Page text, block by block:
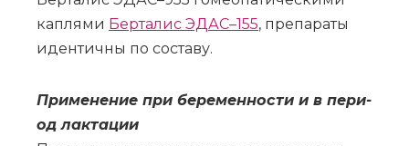
кап­ля­ми Бер­та­лис ЭДАС–155, пре­па­ра­ты
иден­тич­ны по со­ста­ву.
При­ме­не­ние при бе­ре­мен­но­сти и в пе­ри­
од лак­та­ции